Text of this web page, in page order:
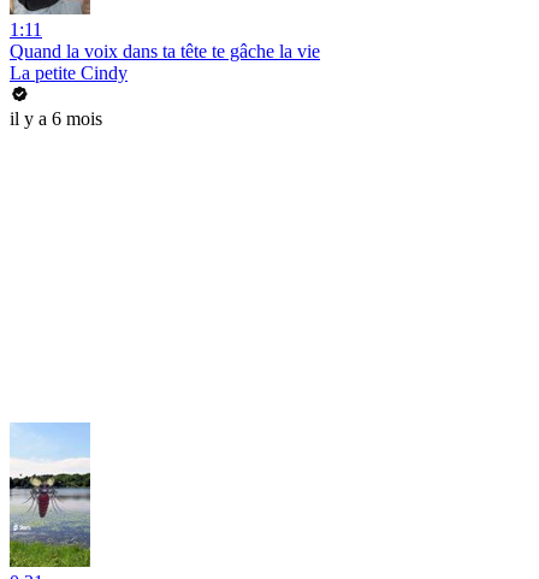
1:11
Quand la voix dans ta tête te gâche la vie
La petite Cindy
il y a 6 mois